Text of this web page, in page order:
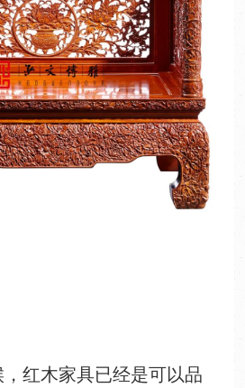
红木家具已经是可以品